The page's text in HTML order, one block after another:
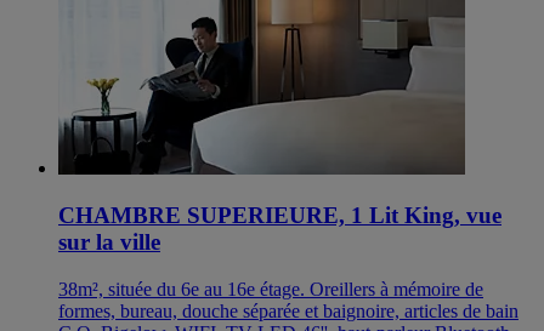
CHAMBRE SUPERIEURE, 1 Lit King, vue
sur la ville
38m², située du 6e au 16e étage. Oreillers à mémoire de
formes, bureau, douche séparée et baignoire, articles de bain